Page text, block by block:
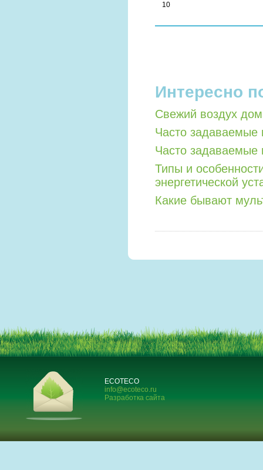
10
Интересно
Свежий воздух
Часто задаваемые
Часто задаваемые
Типы и
энергетической
Какие бывают
ECOTECO
info@ecoteco.ru
Разработка сайта